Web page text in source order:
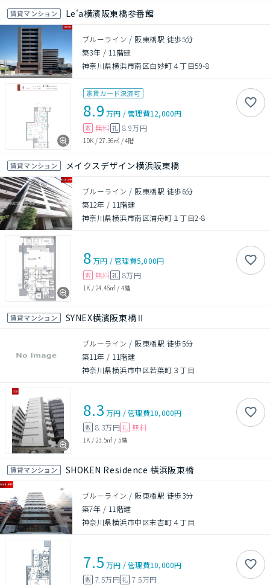
賃貸マンション Le'a横濱阪東橋参番館
ブルーライン / 阪東橋駅 徒歩5分
築3年 / 11階建
神奈川県横浜市南区白妙町４丁目59-8
家賃カード決済可
8.9 万円 /管理費12,000円
敷 無料 礼 8.9万円
1DK /27.36㎡ /4階
賃貸マンション メイクスデザイン横浜阪東橋
ブルーライン / 阪東橋駅 徒歩6分
築12年 / 11階建
神奈川県横浜市南区浦舟町１丁目2-8
8万円 /管理費5,000円
敷 無料 礼 8万円
1K / 24.46㎡ / 4階
賃貸マンション SYNEX横濱阪東橋Ⅱ
ブルーライン / 阪東橋駅 徒歩5分
築11年 / 11階建
神奈川県横浜市中区若葉町３丁目
8.3 万円 /管理費10,000円
敷 8.3万円 礼 無料
1K / 23.5㎡ / 5階
賃貸マンション SHOKEN Residence 横浜阪東橋
ブルーライン / 阪東橋駅 徒歩3分
築7年 / 11階建
神奈川県横浜市中区末吉町４丁目
7.5 万円 /管理費10,000円
敷 7.5万円礼 7.5万円